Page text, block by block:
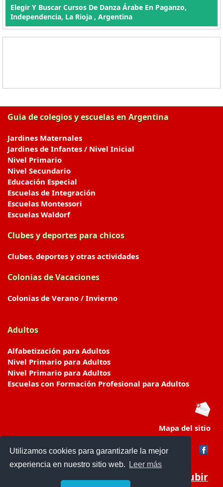
Utilizamos cookies para garantizarle la mejor
experiencia en nuestro sitio web.
Leer más
Elegir Y Buscar Cursos De Danza Árabe En Paganzo,
Independencia, La Rioja , Argentina
Guia de colegios y escuelas en Argentina
Jardines Maternales
Jardines de Infantes / Nivel Inicial
Nivel Primario
Nivel Secundario
Educación Especial
Escuelas de Integración
Escuelas Montessori
Escuelas Waldorf
Clubes y deportes para chicos
Clubes, deportes y otras actividades
Colonias de Vacaciones
Colonias de Verano / Invierno
Adultos
Alfabetización para Adultos
Nivel Primario para Adultos
Nivel Primario para Adultos
Escuelas con Formación Profesional para Adultos
Mapa del sitio
Subir